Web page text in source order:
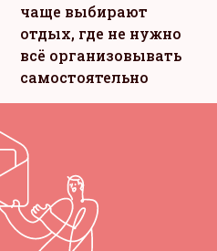
чаще выбирают
отдых, где не нужно
всё организовывать
самостоятельно